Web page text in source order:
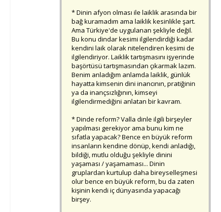
* Dinin afyon olması ile laiklik arasında bir
bağ kuramadım ama laiklik kesinlikle şart.
Ama Türkiye'de uygulanan şekliyle değil.
Bu konu dindar kesimi ilgilendirdiği kadar
kendini laik olarak nitelendiren kesimi de
ilgilendiriyor. Laiklik tartışmasını işyerinde
başörtüsü tartışmasından çıkarmak lazım.
Benim anladığım anlamda laiklik, günlük
hayatta kimsenin dini inancının, pratiğinin
ya da inançsızlığının, kimseyi
ilgilendirmediğini anlatan bir kavram.
* Dinde reform? Valla dinle ilgili birşeyler
yapılması gerekiyor ama bunu kim ne
sıfatla yapacak? Bence en büyük reform
insanların kendine dönüp, kendi anladığı,
bildiği, mutlu olduğu şekliyle dinini
yaşaması / yaşamaması... Dinin
gruplardan kurtulup daha bireyselleşmesi
olur bence en büyük reform, bu da zaten
kişinin kendi iç dünyasında yapacağı
birşey.